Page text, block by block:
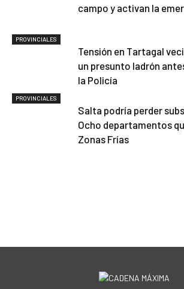
campo y activan la
PROVINCIALES
Tensión en Tartagal
un presunto ladrón
la Policía
PROVINCIALES
Salta podría perder
Ocho departamentos
Zonas Frías